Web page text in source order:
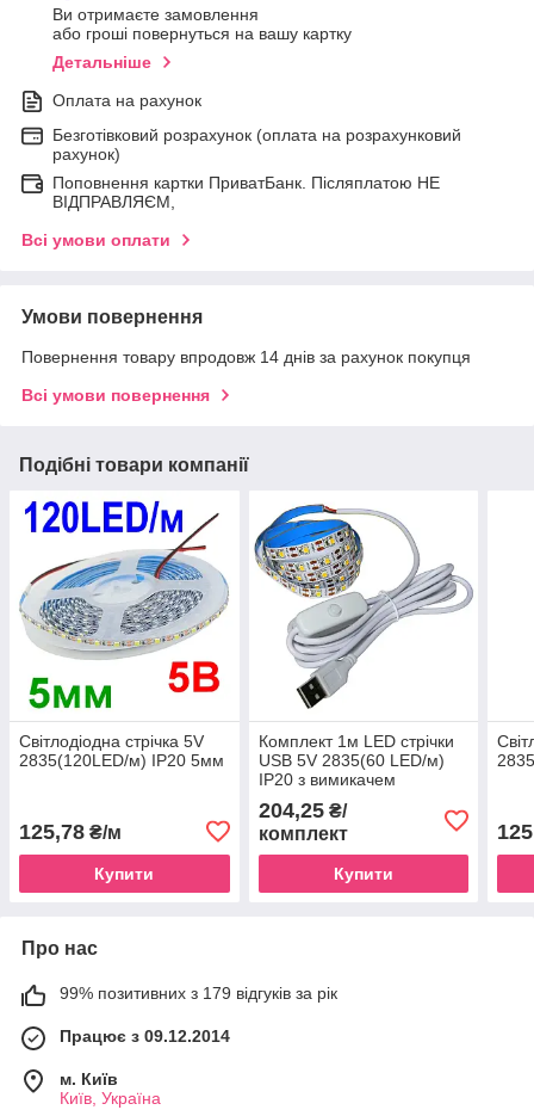
Ви отримаєте замовлення
або гроші повернуться на вашу картку
Детальніше
Оплата на рахунок
Безготівковий розрахунок (оплата на розрахунковий
рахунок)
Поповнення картки ПриватБанк. Післяплатою НЕ
ВІДПРАВЛЯЄМ,
Всі умови оплати
Умови повернення
Повернення товару впродовж 14 днів за рахунок покупця
Всі умови повернення
Подібні товари компанії
Світлодіодна стрічка 5V
2835(120LED/м) IP20 5мм
125,78 ₴/м
Купити
Комплект 1м LED стрічки
USB 5V 2835(60 LED/м)
IP20 з вимикачем
204,25₴/
комплект
Купити
Про нас
99% позитивних з 179 відгуків за рік
Працює з 09.12.2014
м. Київ
Київ, Україна